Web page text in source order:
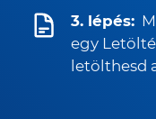
3. lépés:
egy
letölthesd